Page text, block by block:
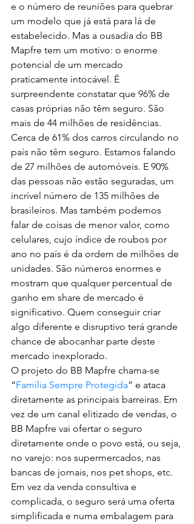
e o número de reuniões para quebrar
um modelo que já está para lá de
estabelecido. Mas a ousadia do BB
Mapfre tem um motivo: o enorme
potencial de um mercado
praticamente intocável. É
surpreendente constatar que 96% de
casas próprias não têm seguro. São
mais de 44 milhões de residências.
Cerca de 61% dos carros circulando no
país não têm seguro. Estamos falando
de 27 milhões de automóveis. E 90%
das pessoas não estão seguradas, um
incrível número de 135 milhões de
brasileiros. Mas também podemos
falar de coisas de menor valor, como
celulares, cujo índice de roubos por
ano no país é da ordem de milhões de
unidades. São números enormes e
mostram que qualquer percentual de
ganho em share de mercado é
significativo. Quem conseguir criar
algo diferente e disruptivo terá grande
chance de abocanhar parte deste
mercado inexplorado.
O projeto do BB Mapfre chama-se
“Família Sempre Protegida” e ataca
diretamente as principais barreiras. Em
vez de um canal elitizado de vendas, o
BB Mapfre vai ofertar o seguro
diretamente onde o povo está, ou seja,
no varejo: nos supermercados, nas
bancas de jornais, nos pet shops, etc.
Em vez da venda consultiva e
complicada, o seguro será uma oferta
simplificada e numa embalagem para